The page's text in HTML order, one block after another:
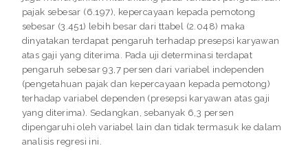
pajak sebesar (6.197), kepercayaan kepada pemotong
sebesar (3.451) lebih besar dari ttabel (2.048) maka
dinyatakan terdapat pengaruh terhadap presepsi karyawan
atas gaji yang diterima. Pada uji determinasi terdapat
pengaruh sebesar 93,7 persen dari variabel independen
(pengetahuan pajak dan kepercayaan kepada pemotong)
terhadap variabel dependen (presepsi karyawan atas gaji
yang diterima). Sedangkan, sebanyak 6,3 persen
dipengaruhi oleh variabel lain dan tidak termasuk ke dalam
analisis regresi ini.